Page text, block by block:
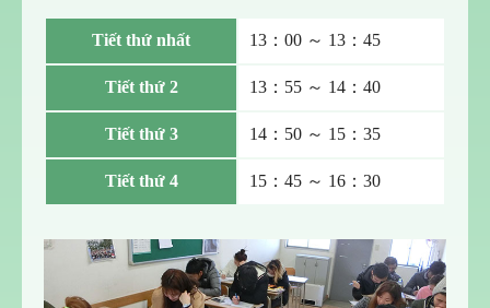
Tiết thứ nhất 13：00 ～ 13：45
Tiết thứ 2 13：55 ～ 14：40
Tiết thứ 3 14：50 ～ 15：35
Tiết thứ 4 15：45 ～ 16：30